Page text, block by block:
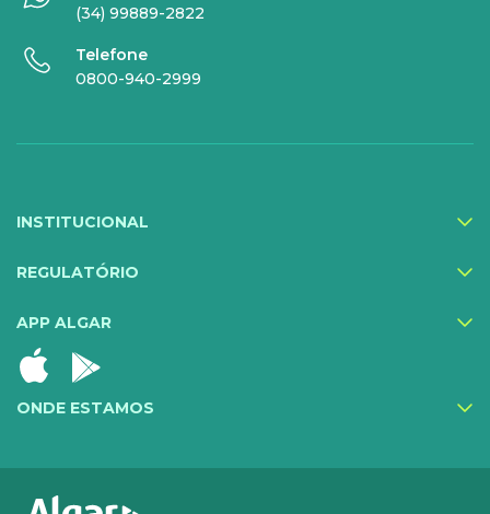
SERVIÇOS
DIGITAIS
Compartilhe Energia
Exa Segurança
MediQuo Empresas
Helptec
Inner IA
Todos os serviços
(34) 99889-2822
Telefone
0800-940-2999
INSTITUCIONAL
REGULATÓRIO
APP ALGAR
ONDE ESTAMOS